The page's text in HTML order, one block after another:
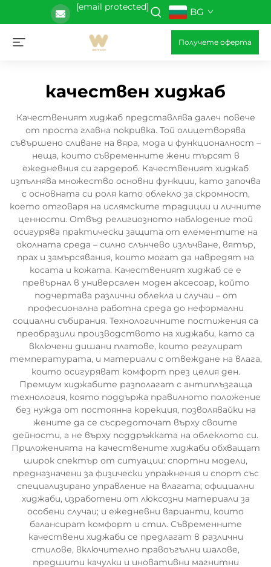
[email protected] BG
Получете оферта
качествен хиджаб
Качественият хиджаб представлява далеч повече
от проста главна покривка. Той олицетворява
съвършено сливане на вяра, мода и функционалност –
неща, които съвременните жени търсят в
ежедневния си гардероб. Качественият хиджаб
изпълнява множество основни функции, като започва
с основната си роля като облекло за скромност,
което отговаря на ислямските традиции и личните
ценности. Отвъд религиозното наблюдение той
осигурява практически защита от елементите на
околната среда – силно слънчево излъчване, вятър,
прах и замърсявания, които могат да навредят на
косата и кожата. Качественият хиджаб се е
превърнал в универсален моден аксесоар, който
подчертава различни облекла и случаи – от
професионална работна среда до неформални
социални събирания. Технологичните постижения са
преобразили производството на хиджаби, като са
включени дишани платове, които регулират
температурата, и материали с отвеждане на влага,
които осигуряват комфорт през целия ден.
Премиум хиджабите разполагат с антиплъзгаща
технология, която поддържа правилното положение
без нужда от постоянна корекция, позволявайки на
жените да се съсредоточат върху своите
дейности, а не върху поддръжката на облеклото си.
Приложенията на качествените хиджаби обхващат
широк спектър от ситуации: спортни модели,
предназначени за физически упражнения и спорт със
специализирано управление на влагата; официални
хиджаби, изработени от люксозни материали за
особени случаи; и ежедневни варианти, които
балансират комфорт и стил. Съвременните
качествени хиджаби се предлагат в различни
стилове, включително правоъгълни шалове,
предшити качулки и иновативни магнитни